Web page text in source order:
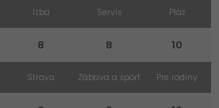
Izba
8
Servis
8
Pláž
10
Strava Zábava a šport Pre rodiny